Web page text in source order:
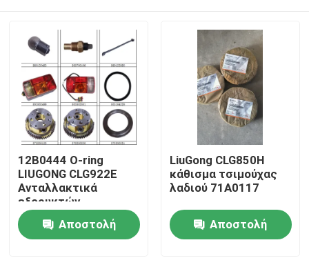
Αρχική Σελίδα
Προϊόντα
12Β0444 Ο-ring
LIUGONG CLG922E
Ανταλλακτικά
εξορυκτών
Αποστολή
LiuGong CLG850H
κάθισμα τσιμούχας
λαδιού 71A0117
Αποστολή